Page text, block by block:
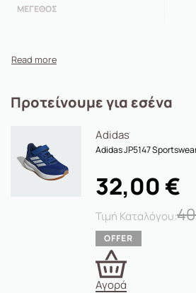
ΜΈΓΕΘΟΣ
Προτείνουμε για εσένα
Adidas
Adidas JP5147
32,00 €
Αγορά